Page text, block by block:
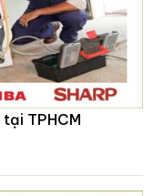
TPHCM